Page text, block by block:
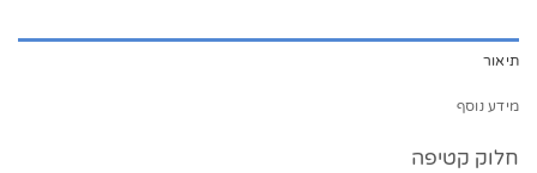
תיאור
מידע נוסף
חלוק קטיפה